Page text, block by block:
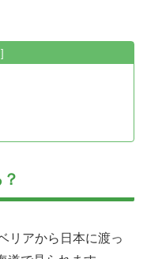
リアから日本に渡っ